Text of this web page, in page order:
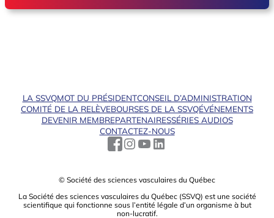
LA SSVQMOT DU PRÉSIDENTCONSEIL D’ADMINISTRATION
COMITÉ DE LA RELÈVEBOURSES DE LA SSVQÉVÉNEMENTS
DEVENIR MEMBREPARTENAIRESSÉRIES AUDIOS
CONTACTEZ-NOUS
© Société des sciences vasculaires du Québec
La Société des sciences vasculaires du Québec (SSVQ) est une société
scientiﬁque qui fonctionne sous l’entité légale d’un organisme à but
non-lucratif.